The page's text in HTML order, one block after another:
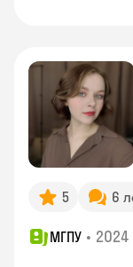
5 6
МГПУ • 2024